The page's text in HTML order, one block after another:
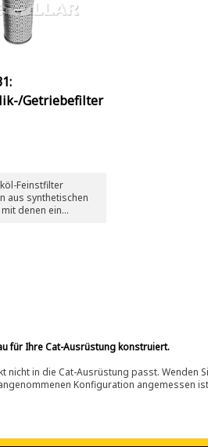
Getriebefilter
Feinstfilter
aus synthetischen
denen ein
für Ihre Cat-Ausrüstung konstruiert.
in die Cat-Ausrüstung passt. Wenden
Konfiguration angemessen